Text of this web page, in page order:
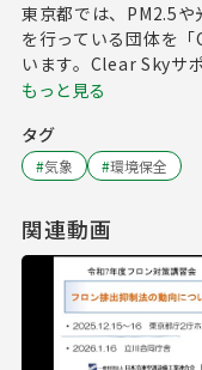
東京都では、PM2.5
を行っている団体を
います。Clear Skyサ
もっと見る
タグ
#気象 #環境保全
関連動画